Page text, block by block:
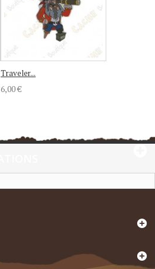
Traveler...
6,00 €